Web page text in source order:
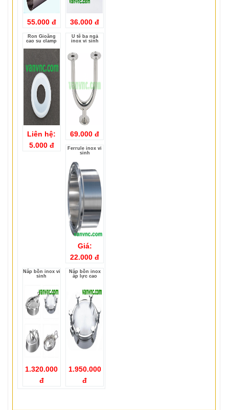
55.000 đ 36.000 đ
Ron Gioăng
cao su clamp
Liên hệ:
5.000 đ
U tê ba ngả
inox vi sinh
69.000 đ
Ferrule inox vi
sinh
Giá:
22.000 đ
Nắp bồn inox vi
sinh
1.320.000
đ
Nắp bồn inox
áp lực cao
1.950.000
đ